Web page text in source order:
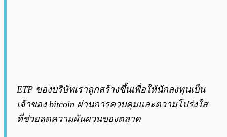
ETP ของบริษัทเราถูกสร้างขึ้นเพื่อให้นักลงทุนเป็น
เจ้าของ bitcoin ผ่านการควบคุมและตวามโปร่งใส
ที่ช่วยลดความผันผวนของตลาด